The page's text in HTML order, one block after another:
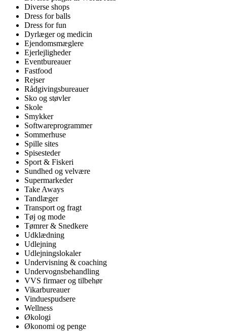
Diverse shops
Dress for balls
Dress for fun
Dyrlæger og medicin
Ejendomsmæglere
Ejerlejligheder
Eventbureauer
Fastfood
Rejser
Rådgivingsbureauer
Sko og støvler
Skole
Smykker
Softwareprogrammer
Sommerhuse
Spille sites
Spisesteder
Sport & Fiskeri
Sundhed og velvære
Supermarkeder
Take Aways
Tandlæger
Transport og fragt
Tøj og mode
Tømrer & Snedkere
Udklædning
Udlejning
Udlejningslokaler
Undervisning & coaching
Undervognsbehandling
VVS firmaer og tilbehør
Vikarbureauer
Vinduespudsere
Wellness
Økologi
Økonomi og penge